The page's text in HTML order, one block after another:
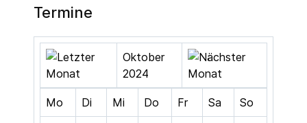
Termine
Oktober
2024
Mo Di Mi Do Fr Sa So